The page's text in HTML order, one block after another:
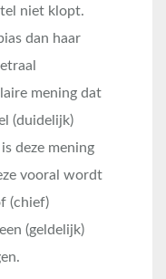
niet klopt.
dan haar
mening dat
(duidelijk)
deze mening
vooral wordt
(chief)
(geldelijk)